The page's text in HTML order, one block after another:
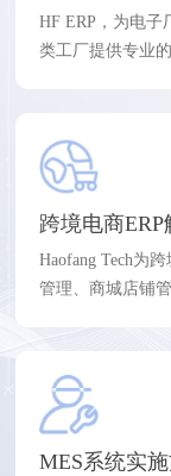
HF ERP，为电
类工厂提供专业
跨境电商
Haofang Tech为
管理、商城店铺
MES系统实